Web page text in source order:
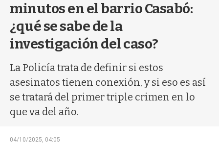
minutos en el barrio Casabó:
¿qué se sabe de la
investigación del caso?
La Policía trata de definir si estos
asesinatos tienen conexión, y si eso es así
se tratará del primer triple crimen en lo
que va del año.
04/10/2025, 04:05